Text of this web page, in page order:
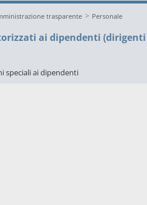
trasparente > Personale
ai dipendenti (dirigenti
speciali ai dipendenti